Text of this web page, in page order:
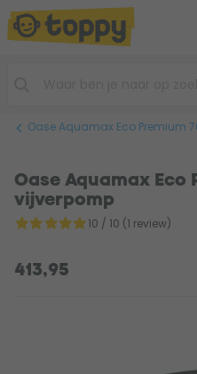
Oase Aquamax Eco Premium
Oase Aquamax Eco
vijverpomp
10 / 10 (1 review)
413,95